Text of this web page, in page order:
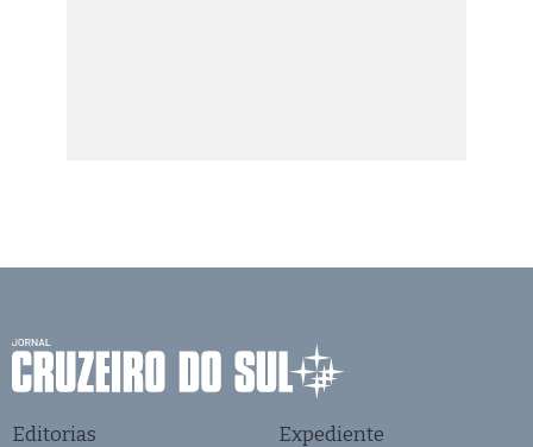
Editorias Expediente